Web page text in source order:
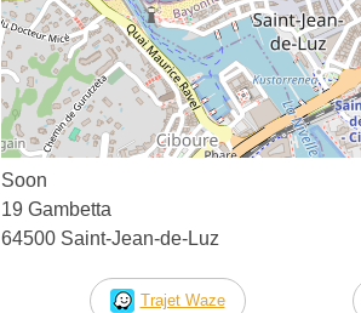
Soon
19 Gambetta
64500 Saint-Jean-de-Luz
Trajet Waze